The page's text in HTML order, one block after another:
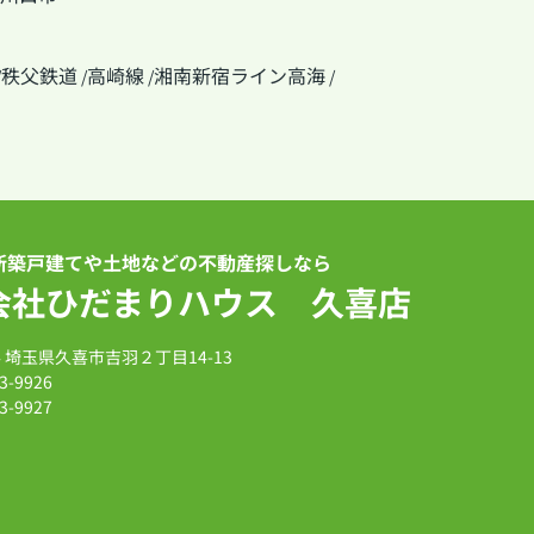
秩父鉄道 /高崎線 /湘南新宿ライン高海 /
戸建てや土地などの不動産探しなら
社ひだまりハウス 久喜店
玉県久喜市吉羽２丁目14-13
9926
9927